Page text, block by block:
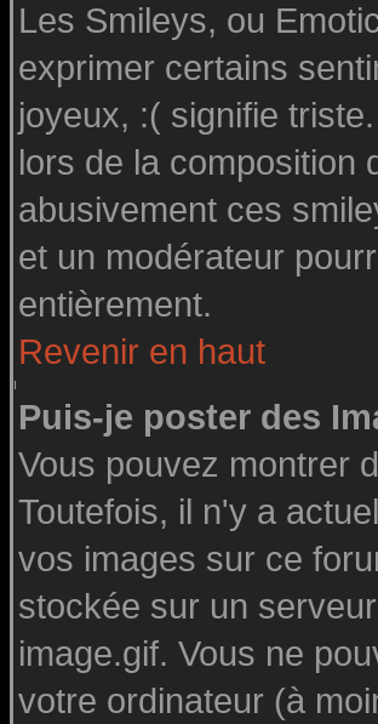
Les Smileys, ou
exprimer certains
joyeux, :( signifie
lors de la composition
abusivement ces
et un modérateur
entièrement.
Revenir en haut
Puis-je poster des
Vous pouvez montrer
Toutefois, il n'y a
vos images sur ce
stockée sur un
image.gif. Vous ne
votre ordinateur (à